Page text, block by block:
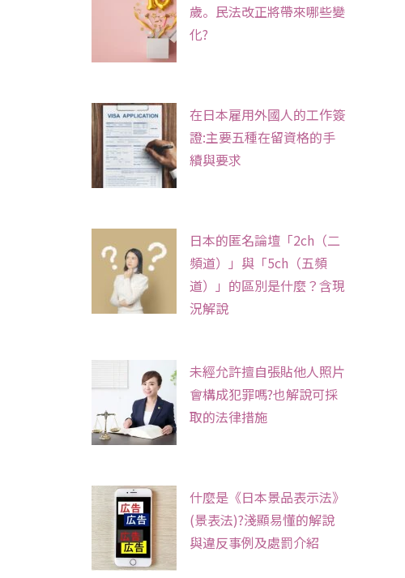
歲。民法改正將帶來哪些變
化?
在日本雇用外國人的工作簽
證:主要五種在留資格的手
續與要求
日本的匿名論壇「2ch（二
頻道）」與「5ch（五頻
道）」的區別是什麼？含現
況解說
未經允許擅自張貼他人照片
會構成犯罪嗎?也解說可採
取的法律措施
什麼是《日本景品表示法》
(景表法)?淺顯易懂的解說
與違反事例及處罰介紹